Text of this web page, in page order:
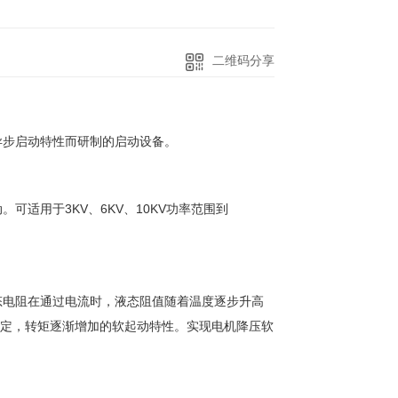
二维码分享
启动特性而研制的启动设备。
可适用于3KV、6KV、10KV功率范围到
阻在通过电流时，液态阻值随着温度逐步升高
，转矩逐渐增加的软起动特性。实现电机降压软